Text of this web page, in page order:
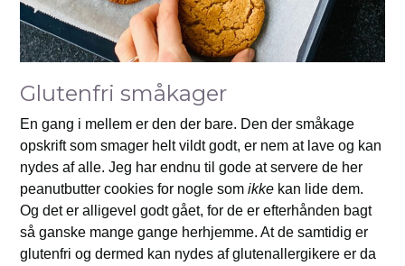
Glutenfri småkager
En gang i mellem er den der bare. Den der småkage
opskrift som smager helt vildt godt, er nem at lave og kan
nydes af alle. Jeg har endnu til gode at servere de her
peanutbutter cookies for nogle somikke kan lide dem.
Og det er alligevel godt gået, for de er efterhånden bagt
så ganske mange gange herhjemme. At de samtidig er
glutenfri og dermed kan nydes af glutenallergikere er da